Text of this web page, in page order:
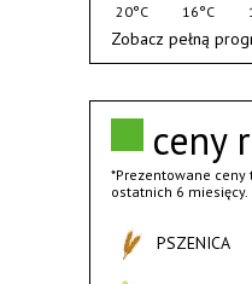
ceny
*Prezentowane ceny
ostatnich 6 miesięcy.
PSZENICA
20°C
16°C
Zobacz pełną